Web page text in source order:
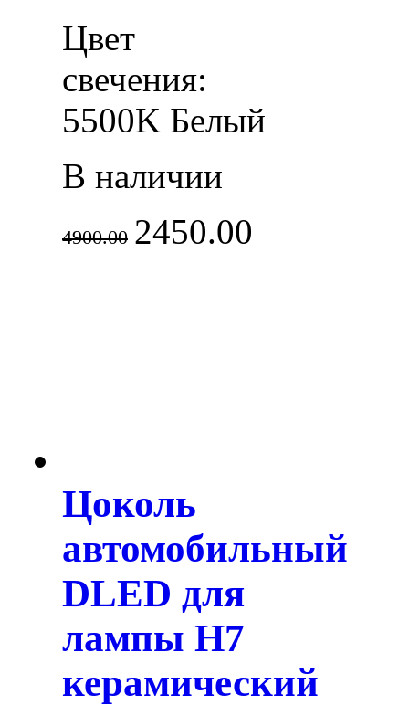
Цвет
свечения:
5500K Белый
В наличии
4900.00 2450.00
Цоколь
автомобильный
DLED для
лампы H7
керамический